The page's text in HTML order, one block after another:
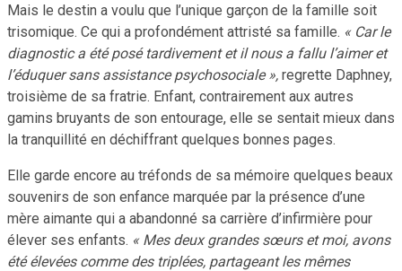
Mais le destin a voulu que l’unique garçon de la famille soit
trisomique. Ce qui a profondément attristé sa famille. « Car le
diagnostic a été posé tardivement et il nous a fallu l’aimer et
l’éduquer sans assistance psychosociale », regrette Daphney,
troisième de sa fratrie. Enfant, contrairement aux autres
gamins bruyants de son entourage, elle se sentait mieux dans
la tranquillité en déchiffrant quelques bonnes pages.
Elle garde encore au tréfonds de sa mémoire quelques beaux
souvenirs de son enfance marquée par la présence d’une
mère aimante qui a abandonné sa carrière d’infirmière pour
élever ses enfants. « Mes deux grandes sœurs et moi, avons
été élevées comme des triplées, partageant les mêmes